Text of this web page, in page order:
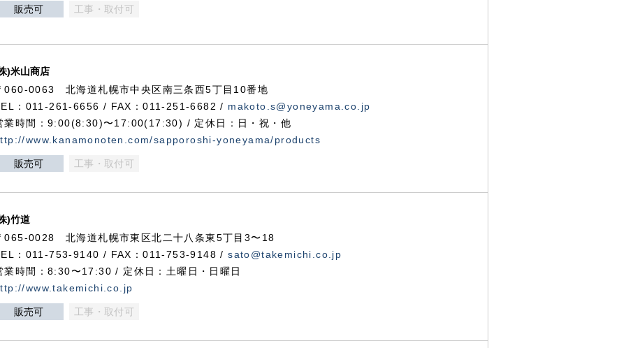
販売可 工事・取付可
)米山商店
060-0063 北海道札幌市中央区南三条西5丁目10番地
：011-261-6656 / FAX：011-251-6682 / makoto.s@yoneyama.co.jp
業時間：9:00(8:30)〜17:00(17:30) / 定休日：日・祝・他
www.kanamonoten.com/sapporoshi-yoneyama/products
販売可 工事・取付可
)竹道
065-0028 北海道札幌市東区北二十八条東5丁目3〜18
：011-753-9140 / FAX：011-753-9148 /sato@takemichi.co.jp
業時間：8:30〜17:30 / 定休日：土曜日・日曜日
www.takemichi.co.jp
販売可 工事・取付可